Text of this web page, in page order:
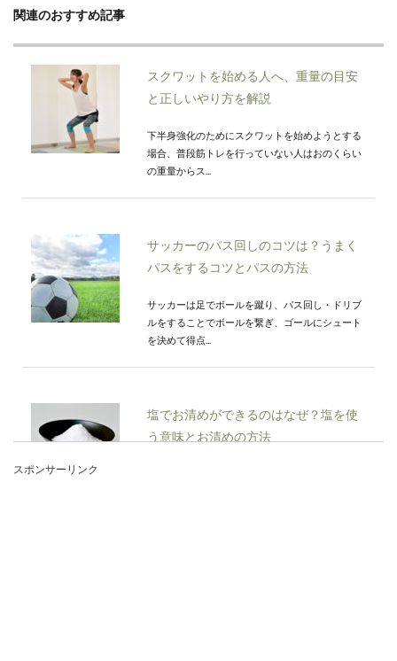
関連のおすすめ記事
スクワットを始める人へ、重量の目安
と正しいやり方を解説
下半身強化のためにスクワットを始めようとする
場合、普段筋トレを行っていない人はおのくらい
の重量からス...
サッカーのパス回しのコツは？うまく
パスをするコツとパスの方法
サッカーは足でボールを蹴り、パス回し・ドリブ
ルをすることでボールを繋ぎ、ゴールにシュート
を決めて得点...
塩でお清めができるのはなぜ？塩を使
う意味とお清めの方法
スポンサーリンク